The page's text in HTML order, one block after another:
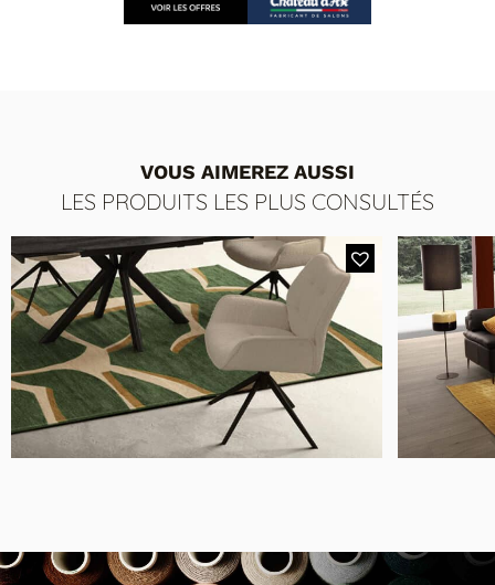
VOUS AIMEREZ AUSSI
LES PRODUITS LES PLUS CONSULTÉS
retour automatique